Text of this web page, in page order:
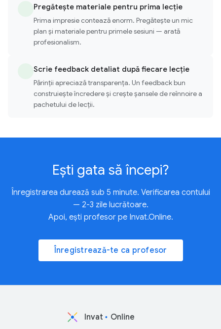
Pregătește materiale pentru prima lecție
Prima impresie contează enorm. Pregătește un mic
plan și materiale pentru primele sesiuni — arată
profesionalism.
Scrie feedback detaliat după fiecare lecție
Părinții apreciază transparența. Un feedback bun
construiește încredere și crește șansele de reînnoire a
pachetului de lecții.
Ești gata să începi?
Înregistrarea durează sub 5 minute. Verificarea contului
— 2-3 zile lucrătoare.
Apoi, ești profesor pe Invat.Online.
Înregistrează-te ca profesor
Invat Online